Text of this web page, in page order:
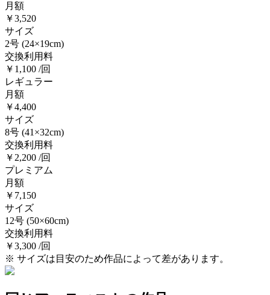
月額
￥3,520
サイズ
2号 (24×19cm)
交換利用料
￥1,100 /回
レギュラー
月額
￥4,400
サイズ
8号 (41×32cm)
交換利用料
￥2,200 /回
プレミアム
月額
￥7,150
サイズ
12号 (50×60cm)
交換利用料
￥3,300 /回
※ サイズは目安のため作品によって差があります。